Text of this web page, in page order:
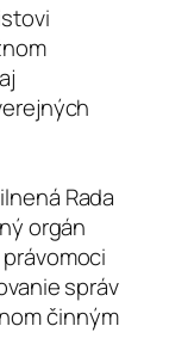
Rada
orgán
správ
činným